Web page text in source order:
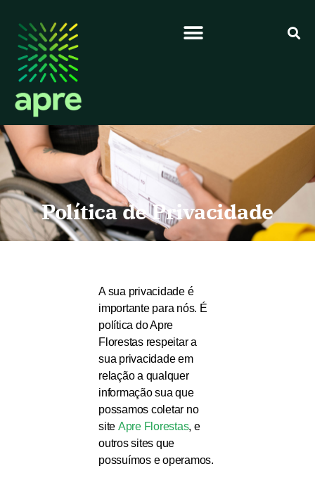
Política de Privacidade
A sua privacidade é
importante para nós. É
política do Apre
Florestas respeitar a
sua privacidade em
relação a qualquer
informação sua que
possamos coletar no
site Apre Florestas, e
outros sites que
possuímos e operamos.